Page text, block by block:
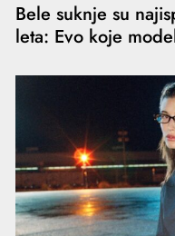
Bele suknje su
leta: Evo koje